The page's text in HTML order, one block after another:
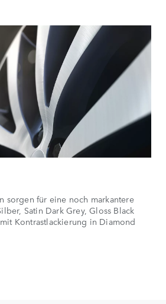
sorgen für eine noch markantere
Satin Dark Grey, Gloss Black
Kontrastlackierung in Diamond